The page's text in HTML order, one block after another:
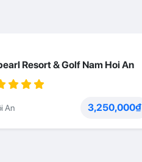
Resort & Golf Nam Hoi An
An 3,250,000₫